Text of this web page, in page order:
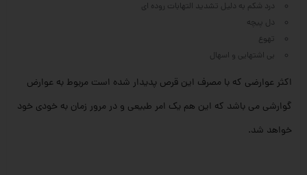
درد شکم به دلیل تشدید التهابات روده ای
دل پیچه
تهوع
بی اشتهایی و اسهال
اکثر عوارضی که با مصرف این قرص پدیدار شده است مربوط به عوارض
گوارشی می باشد که این هم یک امر طبیعی و در مرور زمان به خودی خود
خواهد شد.